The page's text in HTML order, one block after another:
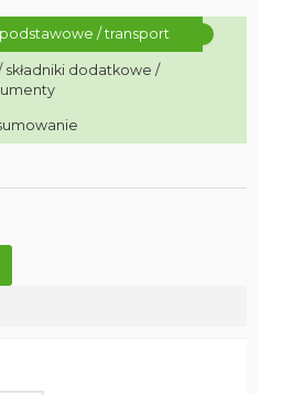
podstawowe / transport
dodatkowe /